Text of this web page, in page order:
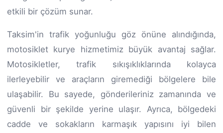
etkili bir çözüm sunar.
Taksim'in trafik yoğunluğu göz önüne alındığında,
motosiklet kurye hizmetimiz büyük avantaj sağlar.
Motosikletler, trafik sıkışıklıklarında kolayca
ilerleyebilir ve araçların giremediği bölgelere bile
ulaşabilir. Bu sayede, gönderileriniz zamanında ve
güvenli bir şekilde yerine ulaşır. Ayrıca, bölgedeki
cadde ve sokakların karmaşık yapısını iyi bilen